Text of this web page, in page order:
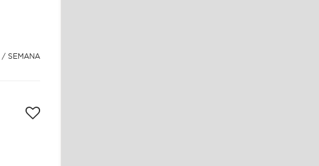
/ SEMANA